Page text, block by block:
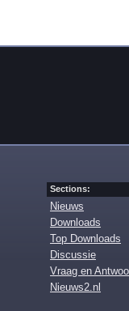
Sections:
Nieuws
Downloads
Top Downloads
Discussie
Vraag en
Nieuws2.nl